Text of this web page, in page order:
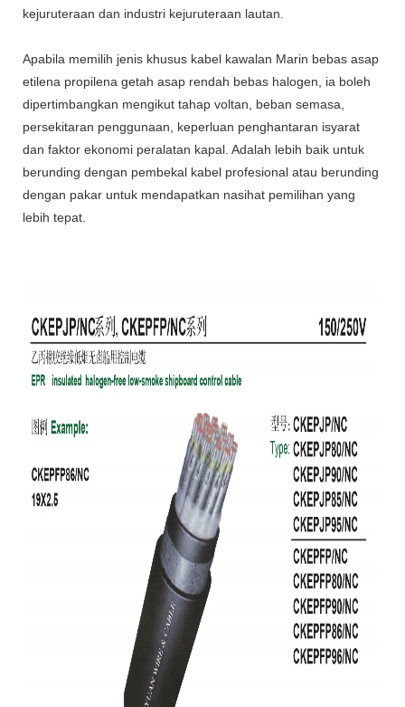
kejuruteraan dan industri kejuruteraan lautan.
Apabila memilih jenis khusus kabel kawalan Marin bebas asap
etilena propilena getah asap rendah bebas halogen, ia boleh
dipertimbangkan mengikut tahap voltan, beban semasa,
persekitaran penggunaan, keperluan penghantaran isyarat
dan faktor ekonomi peralatan kapal. Adalah lebih baik untuk
berunding dengan pembekal kabel profesional atau berunding
dengan pakar untuk mendapatkan nasihat pemilihan yang
lebih tepat.